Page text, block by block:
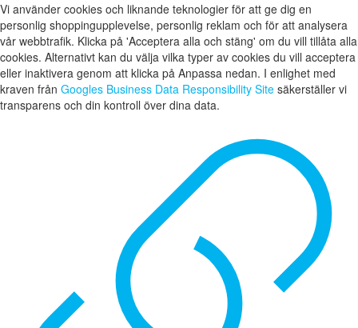
Vi använder cookies och liknande teknologier för att ge dig en
personlig shoppingupplevelse, personlig reklam och för att analysera
vår webbtrafik. Klicka på 'Acceptera alla och stäng' om du vill tillåta alla
cookies. Alternativt kan du välja vilka typer av cookies du vill acceptera
eller inaktivera genom att klicka på Anpassa nedan. I enlighet med
kraven från Googles Business Data Responsibility Site säkerställer vi
transparens och din kontroll över dina data.